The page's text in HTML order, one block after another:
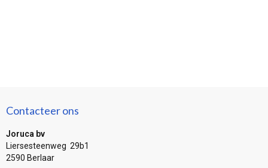
Contacteer ons
Joruca bv
Liersesteenweg 29b1
2590 Berlaar